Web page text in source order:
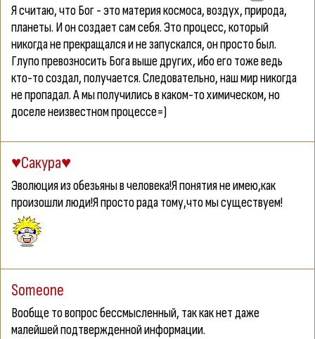
Я считаю, что Бог - это материя космоса, воздух, природа,
планеты. И он создает сам себя. Это процесс, который
никогда не прекращался и не запускался, он просто был.
Глупо превозносить Бога выше других, ибо его тоже ведь
кто-то создал, получается. Следовательно, наш мир никогда
не пропадал. А мы получились в каком-то химическом, но
доселе неизвестном процессе=)
♥Сакура♥
Эволюция из обезьяны в человека!Я понятия не имею,как
произошли люди!Я просто рада тому,что мы существуем!
Someone
Вообще то вопрос бессмысленный, так как нет даже
малейшей подтвержденной информации.